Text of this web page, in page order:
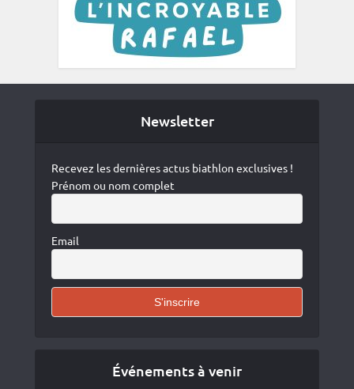
Newsletter
Recevez les dernières actus biathlon exclusives !
Prénom ou nom complet
Email
Événements à venir